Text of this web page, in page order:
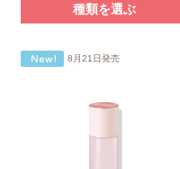
種類を選ぶ
8月21日発売